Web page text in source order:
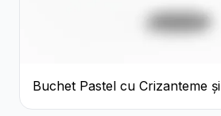
Buchet Pastel cu Crizanteme și
Garoafe